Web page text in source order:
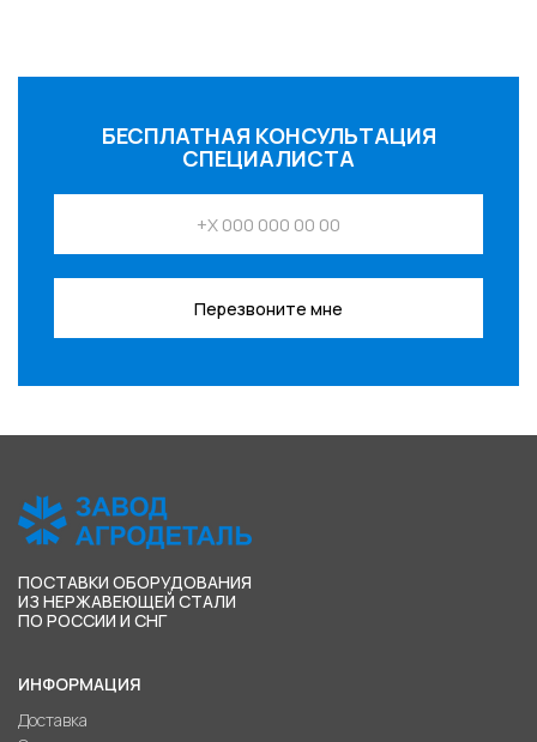
БЕСПЛАТНАЯ КОНСУЛЬТАЦИЯ
СПЕЦИАЛИСТА
Перезвоните мне
ПОСТАВКИ ОБОРУДОВАНИЯ
ИЗ НЕРЖАВЕЮЩЕЙ СТАЛИ
ПО РОССИИ И СНГ
ИНФОРМАЦИЯ
Доставка